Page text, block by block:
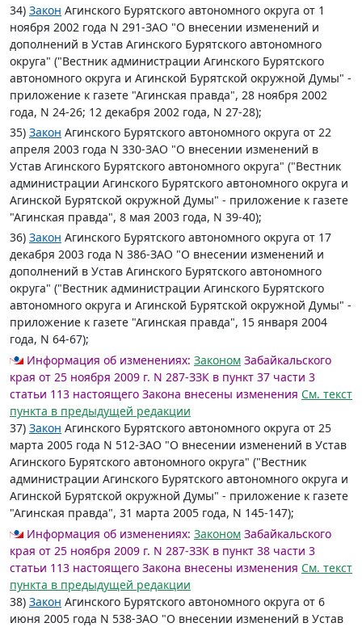
34) Закон Агинского Бурятского автономного округа от 1
ноября 2002 года N 291-ЗАО "О внесении изменений и
дополнений в Устав Агинского Бурятского автономного
округа" ("Вестник администрации Агинского Бурятского
автономного округа и Агинской Бурятской окружной Думы" -
приложение к газете "Агинская правда", 28 ноября 2002
года, N 24-26; 12 декабря 2002 года, N 27-28);
35) Закон Агинского Бурятского автономного округа от 22
апреля 2003 года N 330-ЗАО "О внесении изменений в
Устав Агинского Бурятского автономного округа" ("Вестник
администрации Агинского Бурятского автономного округа и
Агинской Бурятской окружной Думы" - приложение к газете
"Агинская правда", 8 мая 2003 года, N 39-40);
36) Закон Агинского Бурятского автономного округа от 17
декабря 2003 года N 386-ЗАО "О внесении изменений и
дополнений в Устав Агинского Бурятского автономного
округа" ("Вестник администрации Агинского Бурятского
автономного округа и Агинской Бурятской окружной Думы" -
приложение к газете "Агинская правда", 15 января 2004
года, N 64-67);
Информация об изменениях: Законом Забайкальского
края от 25 ноября 2009 г. N 287-ЗЗК в пункт 37 части 3
статьи 113 настоящего Закона внесены изменения См. текст
пункта в предыдущей редакции
37) Закон Агинского Бурятского автономного округа от 25
марта 2005 года N 512-ЗАО "О внесении изменений в Устав
Агинского Бурятского автономного округа" ("Вестник
администрации Агинского Бурятского автономного округа и
Агинской Бурятской окружной Думы" - приложение к газете
"Агинская правда", 31 марта 2005 года, N 145-147);
Информация об изменениях: Законом Забайкальского
края от 25 ноября 2009 г. N 287-ЗЗК в пункт 38 части 3
статьи 113 настоящего Закона внесены изменения См. текст
пункта в предыдущей редакции
38) Закон Агинского Бурятского автономного округа от 6
июня 2005 года N 538-ЗАО "О внесении изменений в Устав